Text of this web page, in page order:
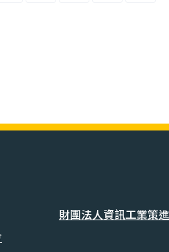
財團法人資訊工業策